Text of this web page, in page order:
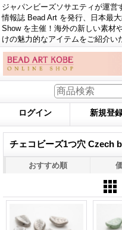
ジャパンビーズソサエティが運
情報誌 Bead Art を発行、日本最
Show を主催！海外の新しい素材
けの魅力的なアイテムをご紹介い
ログイン 新規登
チェコビーズ1つ穴 Czech
おすすめ順